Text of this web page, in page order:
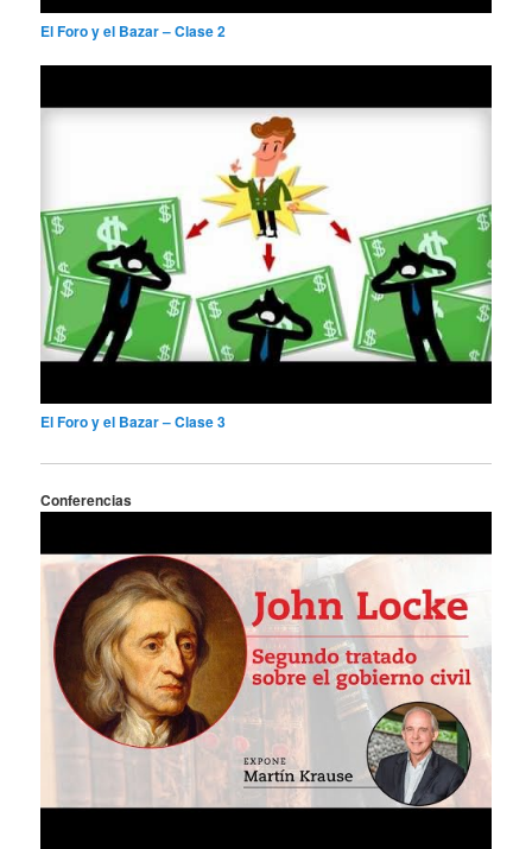
El Foro y el Bazar – Clase 2
El Foro y el Bazar – Clase 3
Conferencias